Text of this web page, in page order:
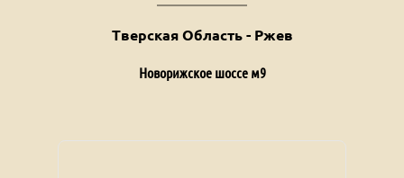
Тверская Область - Ржев
Новорижское шоссе м9